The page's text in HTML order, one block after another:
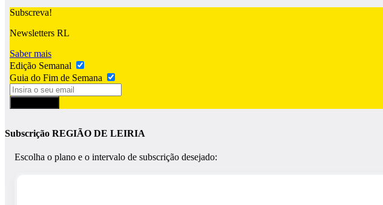
Subscreva!
Newsletters RL
Saber mais
Edição Semanal
Guia do Fim de Semana
Subscrição REGIÃO DE LEIRIA
Escolha o plano e o intervalo de subscrição desejado: